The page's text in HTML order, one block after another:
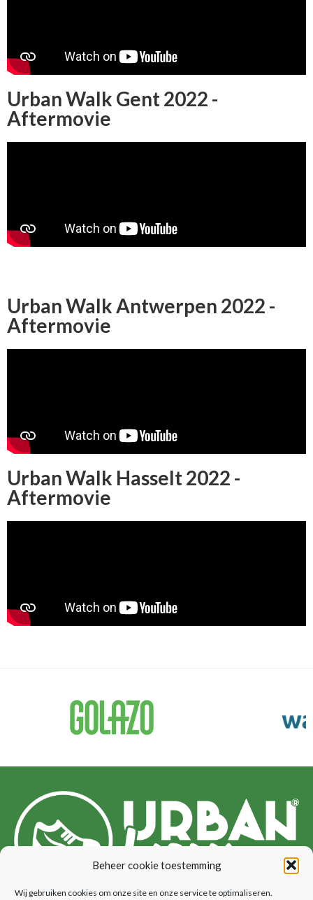
Beheer cookie toestemming
Wij gebruiken cookies om onze site en onze service te optimaliseren.
Urban Walk Gent 2022 -
Aftermovie
Urban Walk Antwerpen 2022 -
Aftermovie
Urban Walk Hasselt 2022 -
Aftermovie